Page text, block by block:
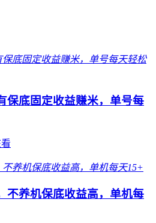
保底固定收益赚米，单号每
不养机保底收益高，单机每